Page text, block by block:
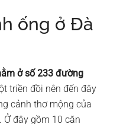
ống ở Đà
ở số 233 đường
triền đồi nên đến đây
cảnh thơ mộng của
đây gồm 10 căn